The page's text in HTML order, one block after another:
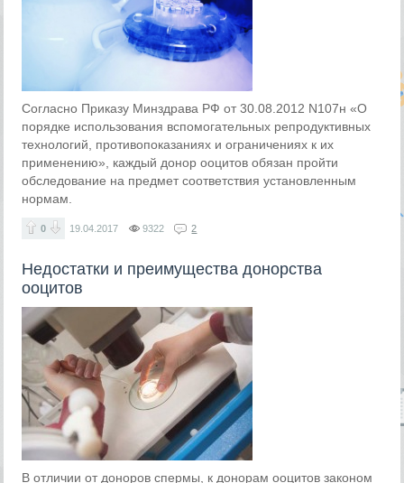
Согласно Приказу Минздрава РФ от 30.08.2012 N107н «О
порядке использования вспомогательных репродуктивных
технологий, противопоказаниях и ограничениях к их
применению», каждый донор ооцитов обязан пройти
обследование на предмет соответствия установленным
нормам.
0 19.04.2017 9322 2
Недостатки и преимущества донорства
ооцитов
В отличии от доноров спермы, к донорам ооцитов законом